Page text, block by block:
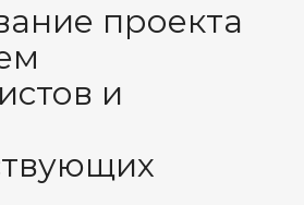
проекта
и